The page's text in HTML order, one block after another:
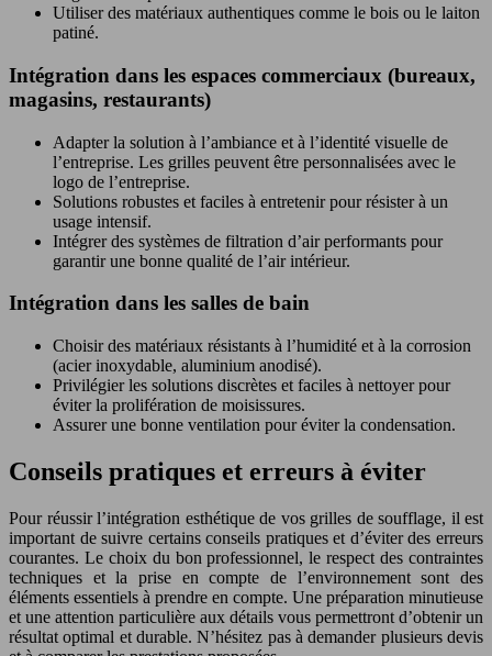
Utiliser des matériaux authentiques comme le bois ou le laiton
patiné.
Intégration dans les espaces commerciaux (bureaux,
magasins, restaurants)
Adapter la solution à l’ambiance et à l’identité visuelle de
l’entreprise. Les grilles peuvent être personnalisées avec le
logo de l’entreprise.
Solutions robustes et faciles à entretenir pour résister à un
usage intensif.
Intégrer des systèmes de filtration d’air performants pour
garantir une bonne qualité de l’air intérieur.
Intégration dans les salles de bain
Choisir des matériaux résistants à l’humidité et à la corrosion
(acier inoxydable, aluminium anodisé).
Privilégier les solutions discrètes et faciles à nettoyer pour
éviter la prolifération de moisissures.
Assurer une bonne ventilation pour éviter la condensation.
Conseils pratiques et erreurs à éviter
Pour réussir l’intégration esthétique de vos grilles de soufflage, il est
important de suivre certains conseils pratiques et d’éviter des erreurs
courantes. Le choix du bon professionnel, le respect des contraintes
techniques et la prise en compte de l’environnement sont des
éléments essentiels à prendre en compte. Une préparation minutieuse
et une attention particulière aux détails vous permettront d’obtenir un
résultat optimal et durable. N’hésitez pas à demander plusieurs devis